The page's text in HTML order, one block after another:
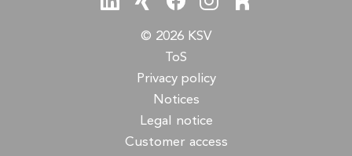
© 2026 KSV
ToS
Privacy policy
Notices
Legal notice
Customer access